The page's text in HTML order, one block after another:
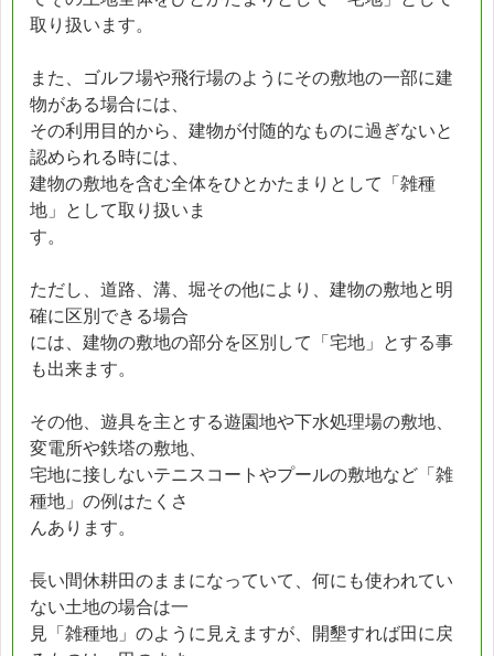
取り扱います。
また、ゴルフ場や飛行場のようにその敷地の一部に建
物がある場合には、
その利用目的から、建物が付随的なものに過ぎないと
認められる時には、
建物の敷地を含む全体をひとかたまりとして「雑種
地」として取り扱いま
す。
ただし、道路、溝、堀その他により、建物の敷地と明
確に区別できる場合
には、建物の敷地の部分を区別して「宅地」とする事
も出来ます。
その他、遊具を主とする遊園地や下水処理場の敷地、
変電所や鉄塔の敷地、
宅地に接しないテニスコートやプールの敷地など「雑
種地」の例はたくさ
んあります。
長い間休耕田のままになっていて、何にも使われてい
ない土地の場合は一
見「雑種地」のように見えますが、開墾すれば田に戻